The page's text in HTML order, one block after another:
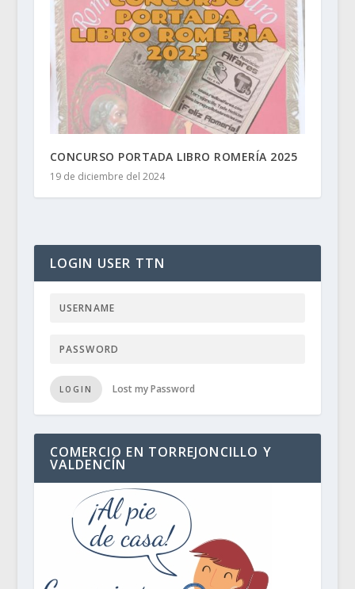
CONCURSO PORTADA LIBRO ROMERÍA 2025
19 de diciembre del 2024
LOGIN USER TTN
LOGIN Lost my Password
COMERCIO EN TORREJONCILLO Y
VALDENCÍN